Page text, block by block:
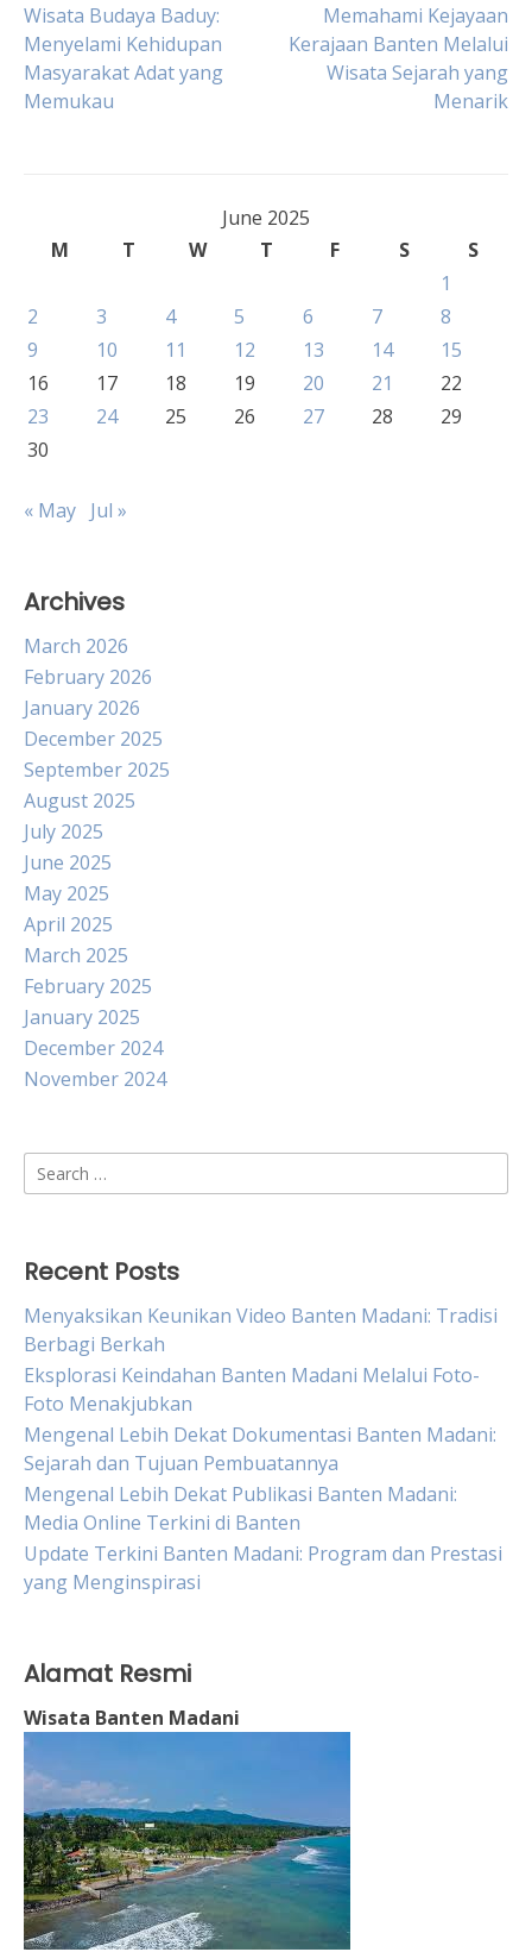
Post
navigation
Wisata Budaya Baduy:
Menyelami Kehidupan
Masyarakat Adat yang
Memukau
Memahami Kejayaan
Kerajaan Banten Melalui
Wisata Sejarah yang
Menarik
June 2025
M
T W T F S
S
1
2
3 4 5 6 7
8
9
10 11 12 13 14
15
16
17 18 19 20 21
22
23
24 25 26 27 28
29
30
« May Jul »
Archives
March 2026
February 2026
January 2026
December 2025
September 2025
August 2025
July 2025
June 2025
May 2025
April 2025
March 2025
February 2025
January 2025
December 2024
November 2024
Search
for:
Recent Posts
Menyaksikan Keunikan Video Banten Madani: Tradisi
Berbagi Berkah
Eksplorasi Keindahan Banten Madani Melalui Foto-
Foto Menakjubkan
Mengenal Lebih Dekat Dokumentasi Banten Madani:
Sejarah dan Tujuan Pembuatannya
Mengenal Lebih Dekat Publikasi Banten Madani:
Media Online Terkini di Banten
Update Terkini Banten Madani: Program dan Prestasi
yang Menginspirasi
Alamat Resmi
Wisata Banten Madani